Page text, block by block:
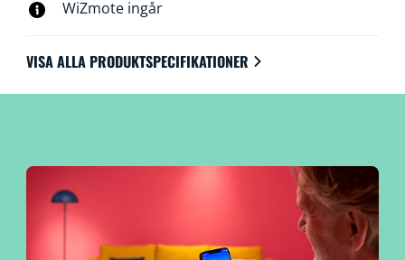
WiZmote ingår
VISA ALLA PRODUKTSPECIFIKATIONER